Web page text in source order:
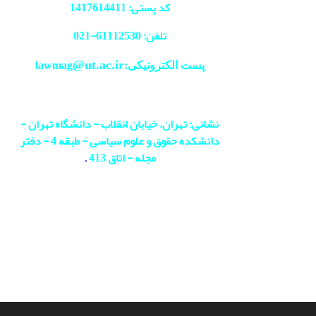
کد پستی: 1417614411
تلفن: 61112530-
021
پست الکترونیکی:lawmag@ut.ac.ir
نشانی: تهران، خیابان انقلاب - دانشگاه تهران -
دانشکده حقوق و علوم سیاسی - طبقه 4 - دفتر
مجله - اتاق 413
.